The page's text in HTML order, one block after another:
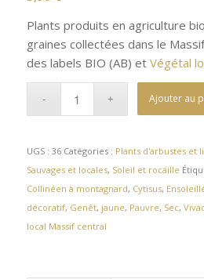
Plants produits en agriculture
graines collectées dans le
des labels BIO (AB) et Végétal
Ajouter au
UGS : 36 Catégories : Plants d'arbustes et
Sauvages et locales, Soleil et rocaille
Collinéen à montagnard, Cytisus,
décoratif, Genêt, jaune, Pauvre, Sec,
local Massif central